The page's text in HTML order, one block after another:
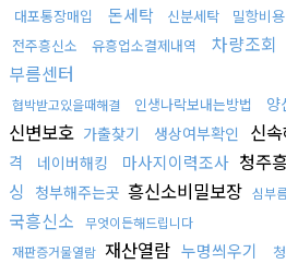
대포통장매입
돈세탁 신분세탁
밀항비용
전주흥신소
유흥업소결제내역 차량조회
부름센터
협박받고있을때해결 인생나락보내는방법 양
신변보호 가출찾기 생상여부확인 신
격
네이버해킹 마사지이력조사 청주
싱 청부해주는곳 흥신소비밀보장 심부
국흥신소
무엇이든해드립니다
재판증거물열람 재산열람 누명씌우기